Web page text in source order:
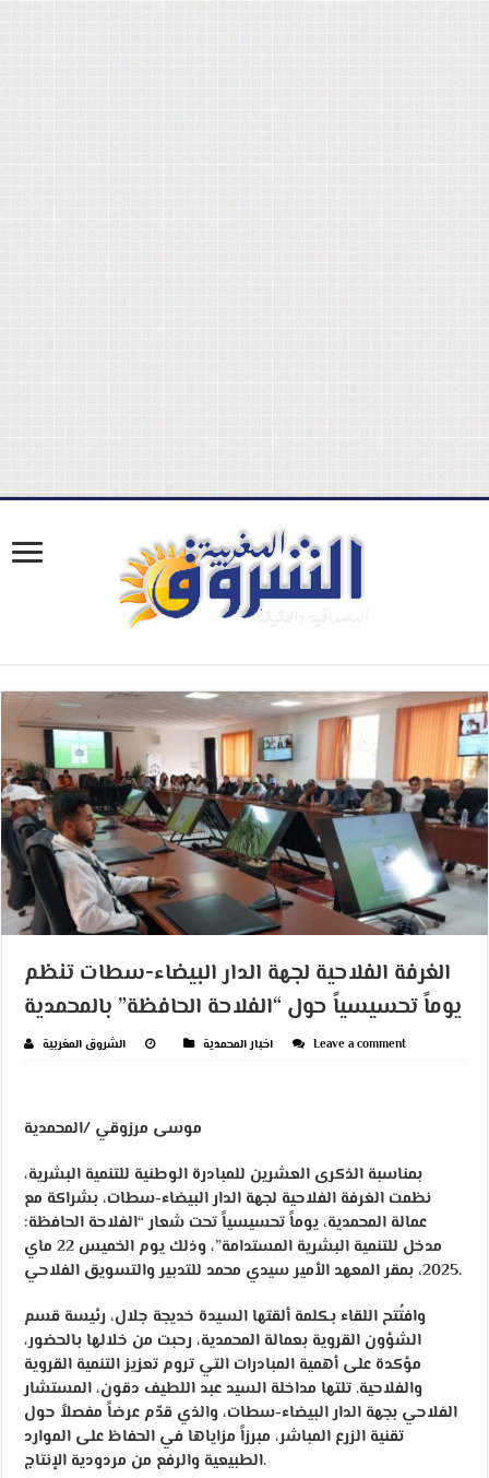
الغرفة الفلاحية لجهة الدار البيضاء-سطات تنظم
يوماً تحسيسياً حول “الفلاحة الحافظة” بالمحمدية
الشروق المغربية اخبار المحمدية Leave a comment
موسى مرزوقي /المحمدية
بمناسبة الذكرى العشرين للمبادرة الوطنية للتنمية البشرية،
نظمت الغرفة الفلاحية لجهة الدار البيضاء-سطات، بشراكة مع
عمالة المحمدية، يوماً تحسيسياً تحت شعار “الفلاحة الحافظة:
مدخل للتنمية البشرية المستدامة”، وذلك يوم الخميس 22 ماي
2025، بمقر المعهد الأمير سيدي محمد للتدبير والتسويق الفلاحي.
وافتُتح اللقاء بكلمة ألقتها السيدة خديجة جلال، رئيسة قسم
الشؤون القروية بعمالة المحمدية، رحبت من خلالها بالحضور،
مؤكدة على أهمية المبادرات التي تروم تعزيز التنمية القروية
والفلاحية. تلتها مداخلة السيد عبد اللطيف دقون، المستشار
الفلاحي بجهة الدار البيضاء-سطات، والذي قدّم عرضاً مفصلاً حول
تقنية الزرع المباشر، مبرزاً مزاياها في الحفاظ على الموارد
الطبيعية والرفع من مردودية الإنتاج.